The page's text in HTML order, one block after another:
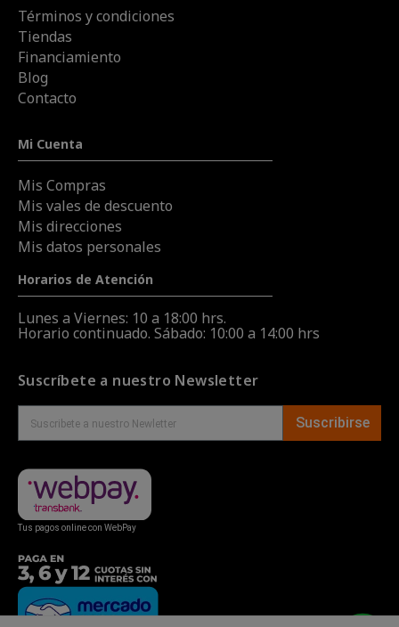
Términos y condiciones
Tiendas
Financiamiento
Blog
Contacto
Mi Cuenta
Mis Compras
Mis vales de descuento
Mis direcciones
Mis datos personales
Horarios de Atención
Lunes a Viernes: 10 a 18:00 hrs.
Horario continuado. Sábado: 10:00 a 14:00 hrs
Suscríbete a nuestro Newsletter
Suscribirse
Tus pagos online con WebPay